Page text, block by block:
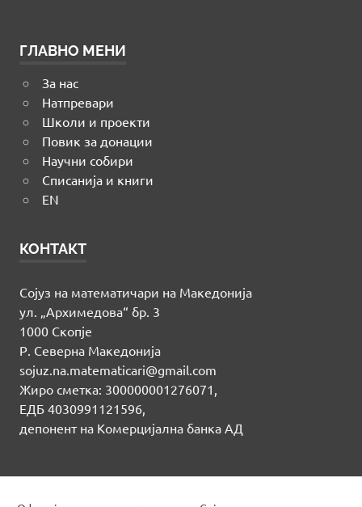
ГЛАВНО МЕНИ
За нас
Натпревари
Школи и проекти
Повик за донации
Научни собири
Списанија и книги
EN
КОНТАКТ
Сојуз на математичари на Македонија
ул. „Архимедова“ бр. 3
1000 Скопје
Р. Северна Македонија
sojuz.na.matematicari@gmail.com
Жиро сметка: 300000001276071,
ЕДБ 4030991121596,
депонент на Комерцијална банка АД